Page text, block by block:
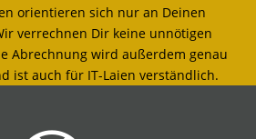
orientieren sich nur an Deinen
verrechnen Dir keine unnötigen
Abrechnung wird außerdem genau
ist auch für IT-Laien verständlich.